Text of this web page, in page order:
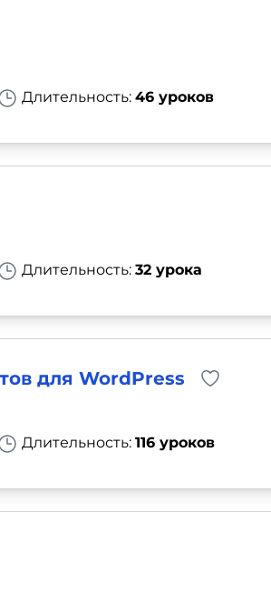
Длительность: 46 уроков
Длительность: 32 урока
для WordPress
Длительность: 116 уроков